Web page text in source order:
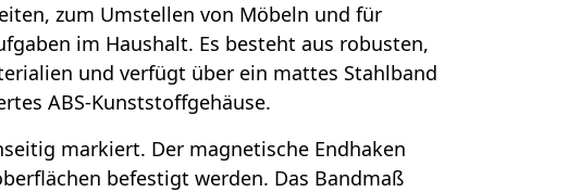
zum Umstellen von Möbeln und für
im Haushalt. Es besteht aus robusten,
und verfügt über ein mattes Stahlband
ABS-Kunststoffgehäuse.
markiert. Der magnetische Endhaken
befestigt werden. Das Bandmaß